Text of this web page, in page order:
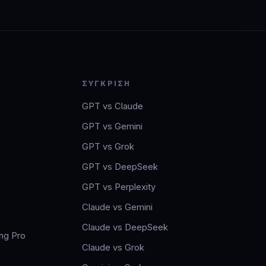
Pro
ΣΎΓΚΡΙΣΗ
GPT vs Claude
GPT vs Gemini
GPT vs Grok
GPT vs DeepSeek
GPT vs Perplexity
Claude vs Gemini
Claude vs DeepSeek
Claude vs Grok